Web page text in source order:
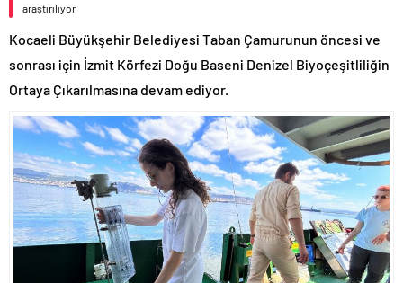
DOLAR
araştırılıyor
Kocaeli Büyükşehir Belediyesi Taban Çamurunun öncesi ve
sonrası için İzmit Körfezi Doğu Baseni Denizel Biyoçeşitliliğin
Ortaya Çıkarılmasına devam ediyor.